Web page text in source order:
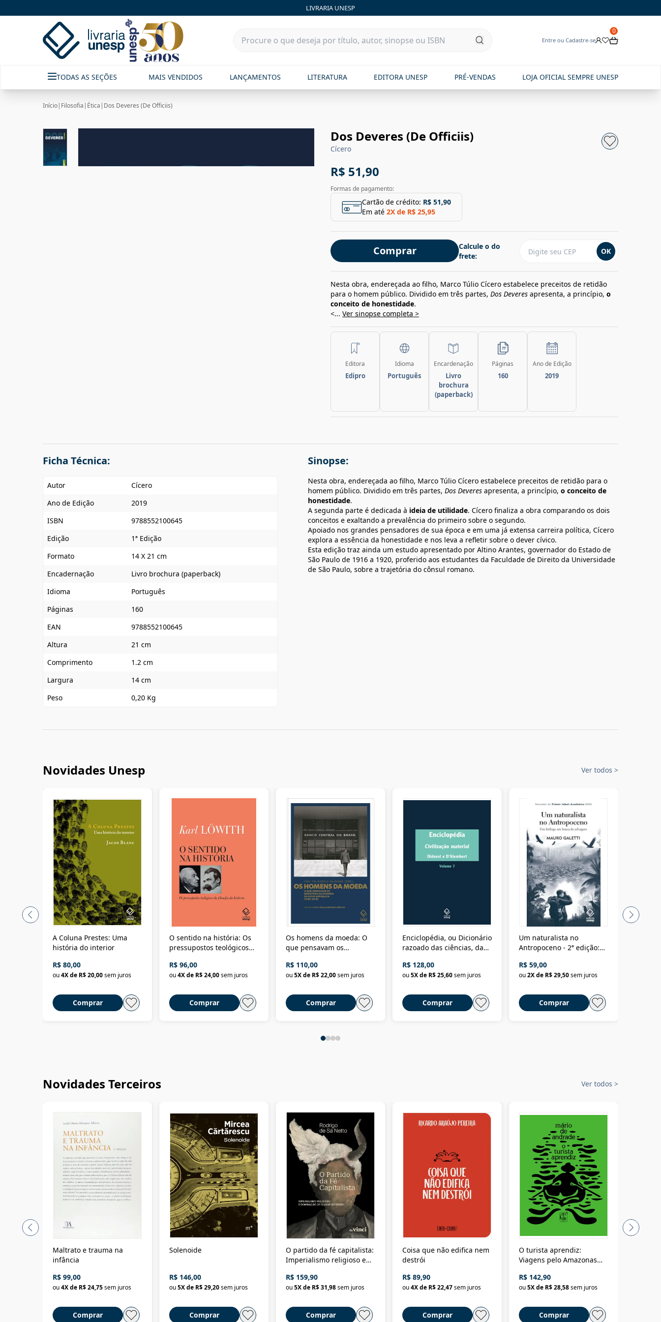
LIVRARIA UNESP
Entre ou Cadastre-se
0
TODAS AS SEÇÕES MAIS VENDIDOS LANÇAMENTOS LITERATURA EDITORA UNESP PRÉ-VENDAS LOJA OFICIAL SEMPRE UNESP
Início| Filosofia | Ética | Dos Deveres (De Officiis)
Dos Deveres (De Officiis)
Cícero
R$ 51,90
Formas de pagamento:
Cartão de crédito: R$ 51,90
Em até 2X de R$ 25,95
Comprar
Calcule o do
frete:
OK
Nesta obra, endereçada ao filho, Marco Túlio Cícero estabelece preceitos de retidão
para o homem público. Dividido em três partes, Dos Deveres apresenta, a princípio, o
conceito de honestidade.
<... Ver sinopse completa >
Editora
Edipro
Idioma
Português
Encardenação
Livro
brochura
(paperback)
Páginas
160
Ano de Edição
2019
Ficha Técnica:
Autor
Cícero
Ano de Edição
2019
ISBN
9788552100645
Edição
1ª Edição
Formato
14 X 21 cm
Encadernação
Livro brochura (paperback)
Idioma
Português
Páginas
160
EAN
9788552100645
Altura
21 cm
Comprimento
1.2 cm
Largura
14 cm
Peso
0,20 Kg
Sinopse:
Nesta obra, endereçada ao filho, Marco Túlio Cícero estabelece preceitos de retidão para o
homem público. Dividido em três partes, Dos Deveres apresenta, a princípio, o conceito de
honestidade.
A segunda parte é dedicada à ideia de utilidade. Cícero finaliza a obra comparando os dois
conceitos e exaltando a prevalência do primeiro sobre o segundo.
Apoiado nos grandes pensadores de sua época e em uma já extensa carreira política, Cícero
explora a essência da honestidade e nos leva a refletir sobre o dever cívico.
Esta edição traz ainda um estudo apresentado por Altino Arantes, governador do Estado de
São Paulo de 1916 a 1920, proferido aos estudantes da Faculdade de Direito da Universidade
de São Paulo, sobre a trajetória do cônsul romano.
Novidades Unesp Ver todos >
A Coluna Prestes: Uma
história do interior
R$ 80,00
ou4X de R$ 20,00sem juros
Comprar
O sentido na história: Os
pressupostos teológicos
R$ 96,00
ou4X de R$ 24,00sem juros
Comprar
Os homens da moeda: O
que pensavam os
Nova República (1985-
2018)
R$ 110,00
ou5X de R$ 22,00sem juros
Comprar
Enciclopédia, ou Dicionário
razoado das ciências, das
Civilização material
R$ 128,00
ou5X de R$ 25,60sem juros
Comprar
Um naturalista no
Antropoceno - 2ª edição:
selvagem
R$ 59,00
ou2X de R$ 29,50sem juros
Comprar
Novidades Terceiros Ver todos >
Maltrato e trauma na
infância
R$ 99,00
ou4X de R$ 24,75sem juros
Comprar
Solenoide
R$ 146,00
ou5X de R$ 29,20sem juros
Comprar
O partido da fé capitalista:
Imperialismo religioso e
Brasil
R$ 159,90
ou5X de R$ 31,98sem juros
Comprar
Coisa que não edifica nem
destrói
R$ 89,90
ou4X de R$ 22,47sem juros
Comprar
O turista aprendiz:
Viagens pelo Amazonas
até a Bolívia e por Marajó
até dizer chega
R$ 142,90
ou5X de R$ 28,58sem juros
Comprar